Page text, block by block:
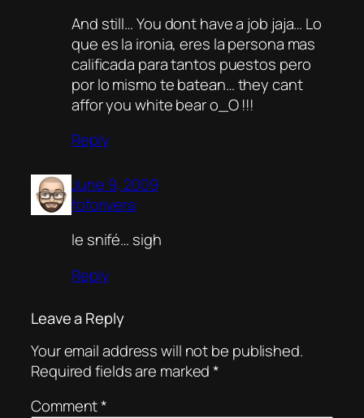
And still… You dont have a job jaja… Lo
que es la ironia, eres la persona mas
calificada para tantos puestos pero
por lo mismo te batean… they cant
affor you white bear o_O !!!
Reply
June 9, 2009
foforivera
le snifé… sigh
Reply
Leave a Reply
Your email address will not be published.
Required fields are marked*
Comment*